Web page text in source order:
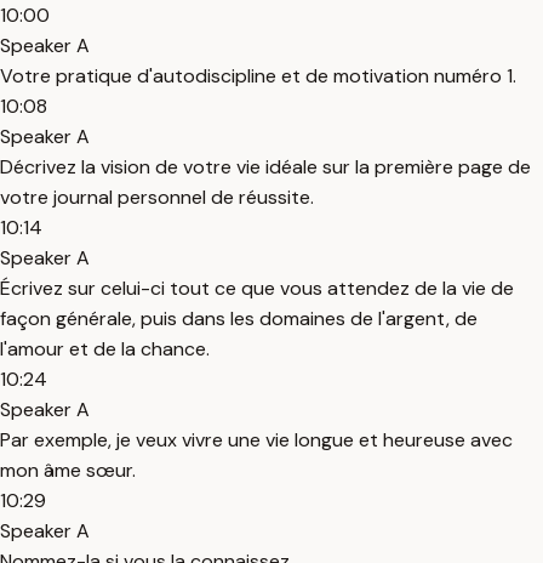
10:00
Speaker A
Votre pratique d'autodiscipline et de motivation numéro 1.
10:08
Speaker A
Décrivez la vision de votre vie idéale sur la première page de
votre journal personnel de réussite.
10:14
Speaker A
Écrivez sur celui-ci tout ce que vous attendez de la vie de
façon générale, puis dans les domaines de l'argent, de
l'amour et de la chance.
10:24
Speaker A
Par exemple, je veux vivre une vie longue et heureuse avec
mon âme sœur.
10:29
Speaker A